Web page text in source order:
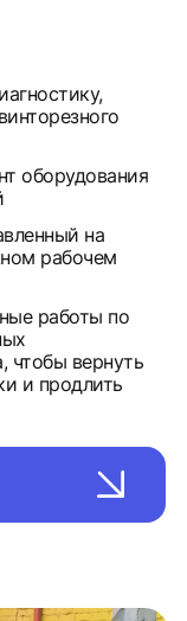
оборудования
на
рабочем
работы по
чтобы вернуть
и продлить